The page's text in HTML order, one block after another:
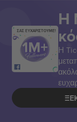
ΣΑΣ ΕΥΧΑΡΙΣΤΟΥΜΕ!
Η
Η